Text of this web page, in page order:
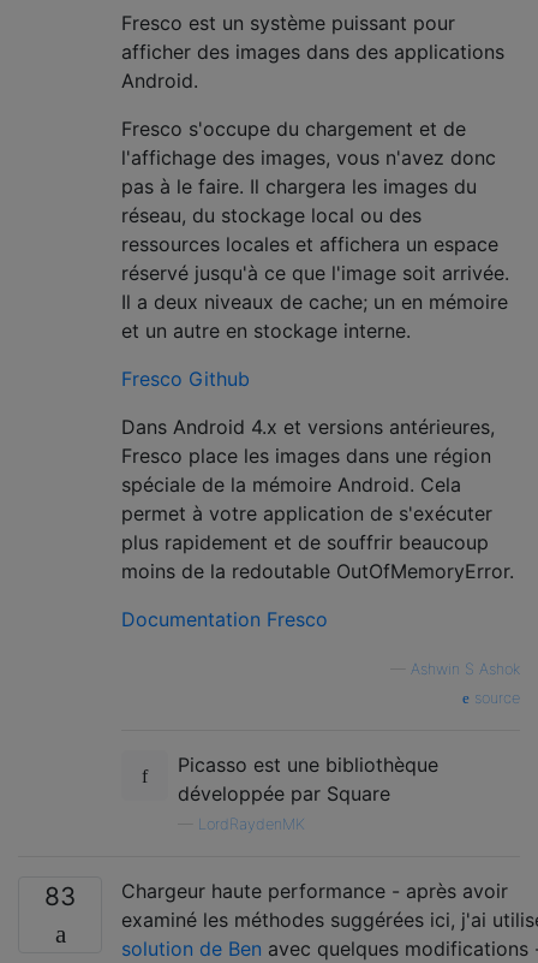
Fresco est un système puissant pour
afficher des images dans des applications
Android.
Fresco s'occupe du chargement et de
l'affichage des images, vous n'avez donc
pas à le faire. Il chargera les images du
réseau, du stockage local ou des
ressources locales et affichera un espace
réservé jusqu'à ce que l'image soit arrivée.
Il a deux niveaux de cache; un en mémoire
et un autre en stockage interne.
Fresco Github
Dans Android 4.x et versions antérieures,
Fresco place les images dans une région
spéciale de la mémoire Android. Cela
permet à votre application de s'exécuter
plus rapidement et de souffrir beaucoup
moins de la redoutable OutOfMemoryError.
Documentation Fresco
Ashwin S Ashok
source
Picasso est une bibliothèque
développée par Square
LordRaydenMK
83
Chargeur haute performance - après avoir
examiné les méthodes suggérées ici, j'ai
solution de Ben avec quelques modifications